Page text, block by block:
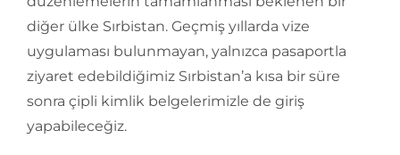
diğer ülke Sırbistan. Geçmiş yıllarda vize
uygulaması bulunmayan, yalnızca pasaportla
ziyaret edebildiğimiz Sırbistan’a kısa bir süre
sonra çipli kimlik belgelerimizle de giriş
yapabileceğiz.